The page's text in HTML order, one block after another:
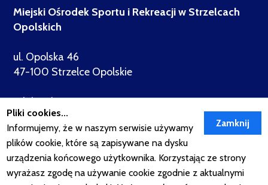
Miejski Ośrodek Sportu i Rekreacji w Strzelcach
Opolskich
ul. Opolska 46
47-100 Strzelce Opolskie
tel. (+48) 77 410 94 10
www:www.mosir-strzelceopolskie.pl
e-mail:sekretariat@mosir-strzelceopolskie.pl
Pliki cookies...
Informujemy, że w naszym serwisie używamy
plików cookie, które są zapisywane na dysku
urządzenia końcowego użytkownika. Korzystając ze strony
wyrażasz zgodę na używanie cookie zgodnie z aktualnymi